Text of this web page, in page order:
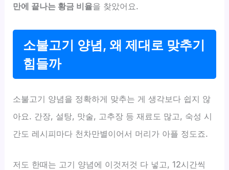
만에 끝나는 황금 비율을 찾았어요.
소불고기 양념, 왜 제대로 맞추기
힘들까
소불고기 양념을 정확하게 맞추는 게 생각보다 쉽지 않
아요. 간장, 설탕, 맛술, 고추장 등 재료도 많고, 숙성 시
간도 레시피마다 천차만별이어서 머리가 아플 정도죠.
저도 한때는 고기 양념에 이것저것 다 넣고, 12시간씩